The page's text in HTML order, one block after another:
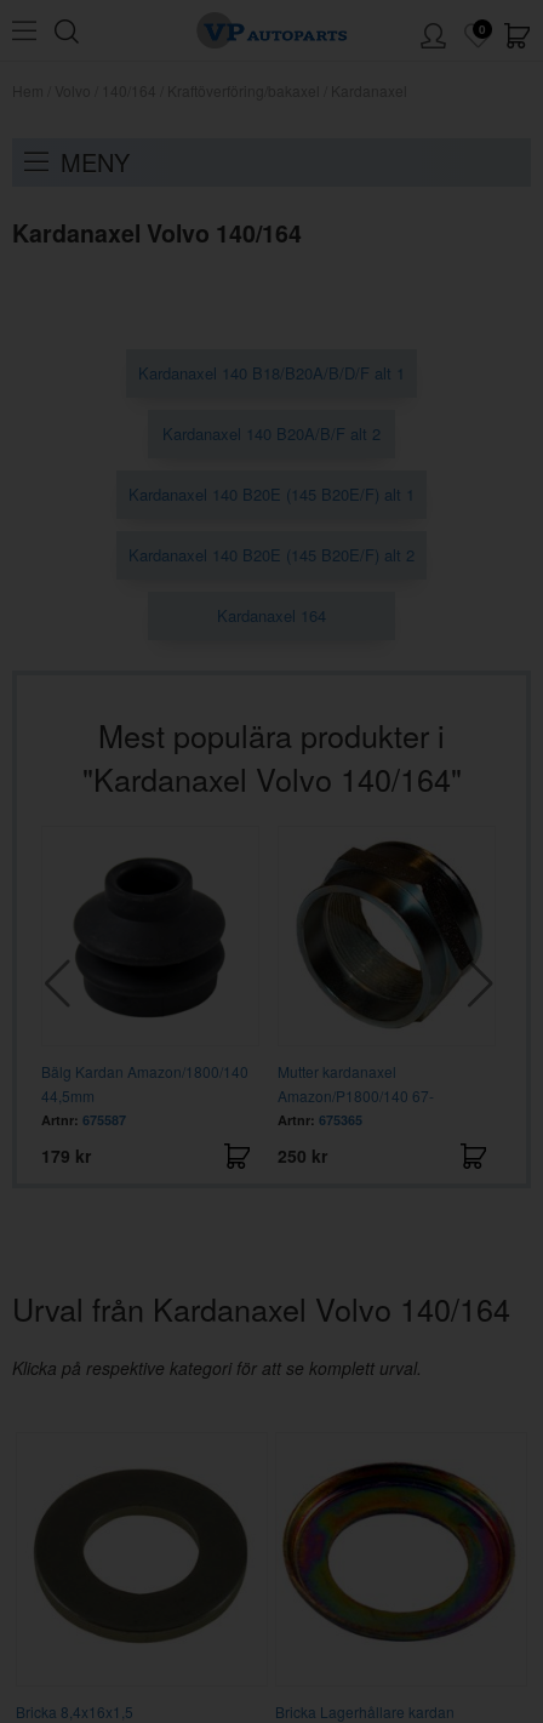
0
MENY
Kardanaxel Volvo 140/164
Kardanaxel 140 B18/B20A/B/D/F alt 1
Kardanaxel 140 B20A/B/F alt 2
Kardanaxel 140 B20E (145 B20E/F) alt 1
Kardanaxel 140 B20E (145 B20E/F) alt 2
Kardanaxel 164
Mest populära produkter i
"Kardanaxel Volvo 140/164"
Bälg Kardan Amazon/1800/140
44,5mm
Artnr: 675587
179 kr
Mutter kardanaxel
Amazon/P1800/140 67-
Artnr: 675365
250 kr
Urval från Kardanaxel Volvo 140/164
Klicka på respektive kategori för att se komplett urval.
Bricka 8,4x16x1,5
Bricka Lagerhållare kardan